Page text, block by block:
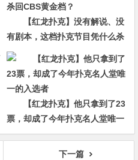
【红龙扑克】没有解说、没
有剧本，这档扑克节目凭什么杀
回CBS黄金档？
【红龙扑克】他只拿到了23
票，却成了今年扑克名人堂唯一
的入选者
下一篇